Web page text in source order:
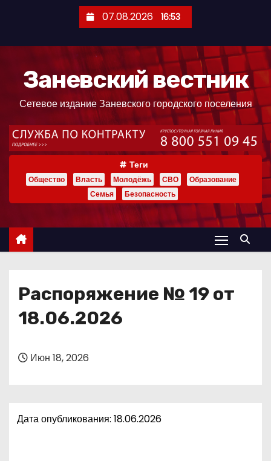
ж
07.08.2026 16:53
Заневский вестник
Сетевое издание Заневского городского поселения
Теги
Общество Власть Молодёжь СВО
Образование
Семья
Безопасность
Распоряжение № 19 от
18.06.2026
Июн 18, 2026
Дата опубликования: 18.06.2026